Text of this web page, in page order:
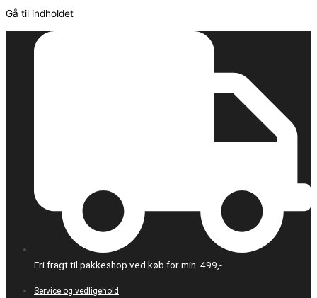
Gå til indholdet
Fri fragt til pakkeshop ved køb for min. 499,-
Service og vedligehold